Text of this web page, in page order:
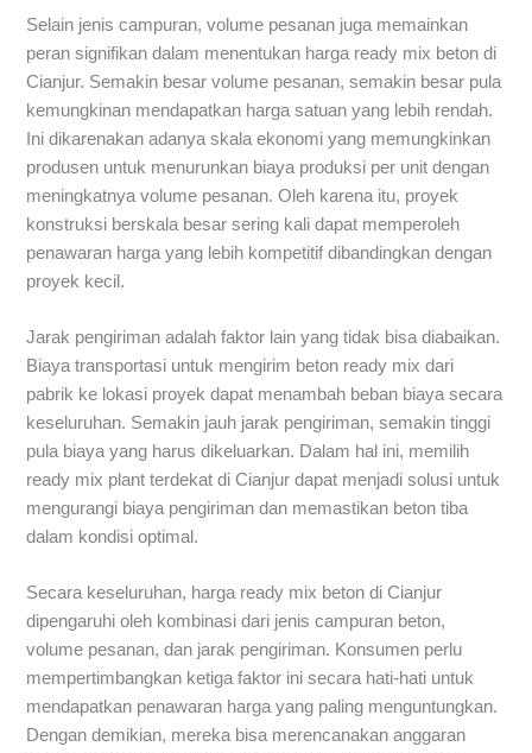
Selain jenis campuran, volume pesanan juga memainkan
peran signifikan dalam menentukan harga ready mix beton di
Cianjur. Semakin besar volume pesanan, semakin besar pula
kemungkinan mendapatkan harga satuan yang lebih rendah.
Ini dikarenakan adanya skala ekonomi yang memungkinkan
produsen untuk menurunkan biaya produksi per unit dengan
meningkatnya volume pesanan. Oleh karena itu, proyek
konstruksi berskala besar sering kali dapat memperoleh
penawaran harga yang lebih kompetitif dibandingkan dengan
proyek kecil.
Jarak pengiriman adalah faktor lain yang tidak bisa diabaikan.
Biaya transportasi untuk mengirim beton ready mix dari
pabrik ke lokasi proyek dapat menambah beban biaya secara
keseluruhan. Semakin jauh jarak pengiriman, semakin tinggi
pula biaya yang harus dikeluarkan. Dalam hal ini, memilih
ready mix plant terdekat di Cianjur dapat menjadi solusi untuk
mengurangi biaya pengiriman dan memastikan beton tiba
dalam kondisi optimal.
Secara keseluruhan, harga ready mix beton di Cianjur
dipengaruhi oleh kombinasi dari jenis campuran beton,
volume pesanan, dan jarak pengiriman. Konsumen perlu
mempertimbangkan ketiga faktor ini secara hati-hati untuk
mendapatkan penawaran harga yang paling menguntungkan.
Dengan demikian, mereka bisa merencanakan anggaran